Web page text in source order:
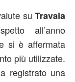
su Travala
all’anno
si è affermata
più utilizzate.
registrato una